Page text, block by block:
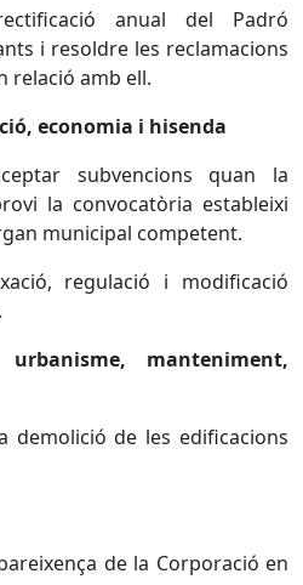
anual del Padró
i resoldre les reclamacions
relació amb ell.
economia i hisenda
subvencions quan la
la convocatòria estableixi
municipal competent.
regulació i modificació
manteniment,
de les edificacions
de la Corporació en